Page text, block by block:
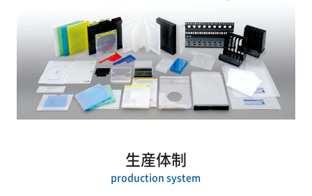
生産体制
production system